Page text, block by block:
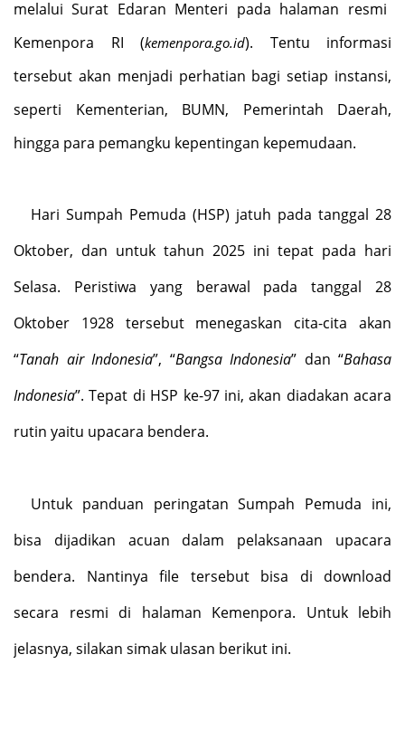
melalui Surat Edaran Menteri pada halaman resmi
Kemenpora RI (kemenpora.go.id). Tentu informasi
tersebut akan menjadi perhatian bagi setiap instansi,
seperti Kementerian, BUMN, Pemerintah Daerah,
hingga para pemangku kepentingan kepemudaan.
Hari Sumpah Pemuda (HSP) jatuh pada tanggal 28
Oktober, dan untuk tahun 2025 ini tepat pada hari
Selasa. Peristiwa yang berawal pada tanggal 28
Oktober 1928 tersebut menegaskan cita-cita akan
“Tanah air Indonesia”, “Bangsa Indonesia” dan “Bahasa
Indonesia”. Tepat di HSP ke-97 ini, akan diadakan acara
rutin yaitu upacara bendera.
Untuk panduan peringatan Sumpah Pemuda ini,
bisa dijadikan acuan dalam pelaksanaan upacara
bendera. Nantinya file tersebut bisa di download
secara resmi di halaman Kemenpora. Untuk lebih
jelasnya, silakan simak ulasan berikut ini.